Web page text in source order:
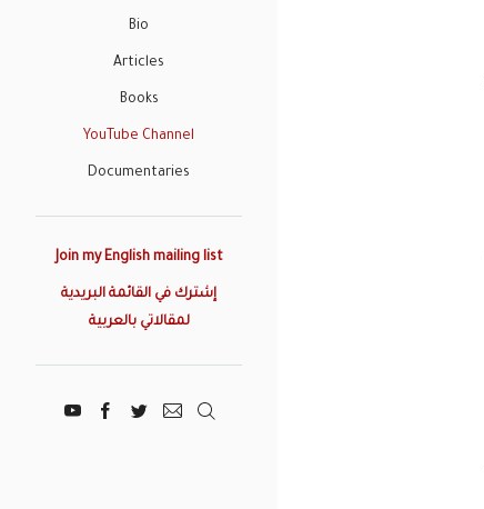
Bio
Articles
Books
YouTube Channel
Documentaries
Join my English mailing list
إشترك في القائمة البريدية
لمقالاتي بالعربية